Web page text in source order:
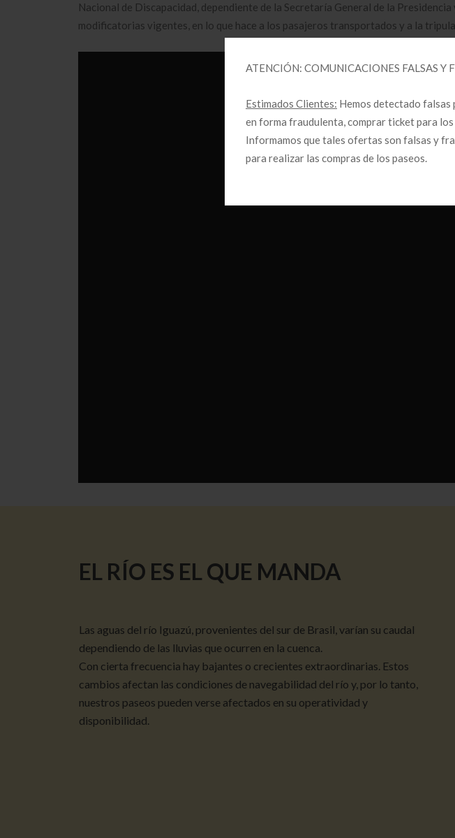
ATENCIÓN: COMUNICACIONES FALSAS Y
Estimados Clientes: Hemos detectado falsas
en forma fraudulenta, comprar ticket para los
Informamos que tales ofertas son falsas y
para realizar las compras de los paseos.
Nacional de Discapacidad, dependiente de la Secretaría General de la
modificatorias vigentes, en lo que hace a los pasajeros transportados y a la
EL RÍO ES EL QUE MANDA
Las aguas del río Iguazú, provenientes del sur de Brasil, varían su caudal
dependiendo de las lluvias que ocurren en la cuenca.
Con cierta frecuencia hay bajantes o crecientes extraordinarias. Estos
cambios afectan las condiciones de navegabilidad del río y, por lo tanto,
nuestros paseos pueden verse afectados en su operatividad y
disponibilidad.